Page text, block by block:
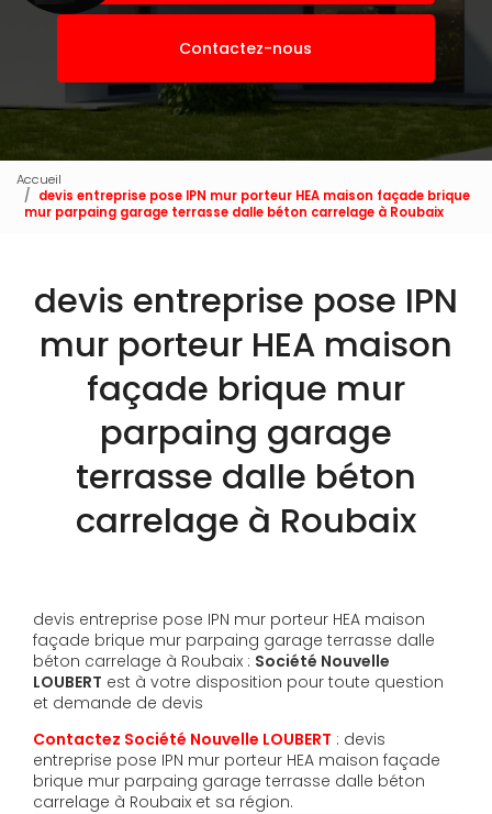
Contactez-nous
Voir le certificat
Accueil
devis entreprise pose IPN mur porteur HEA maison façade brique
mur parpaing garage terrasse dalle béton carrelage à Roubaix
devis entreprise pose IPN
mur porteur HEA maison
façade brique mur
parpaing garage
terrasse dalle béton
carrelage à Roubaix
devis entreprise pose IPN mur porteur HEA maison
façade brique mur parpaing garage terrasse dalle
béton carrelage à Roubaix : Société Nouvelle
LOUBERT est à votre disposition pour toute question
et demande de devis
Contactez Société Nouvelle LOUBERT : devis
entreprise pose IPN mur porteur HEA maison façade
brique mur parpaing garage terrasse dalle béton
carrelage à Roubaix et sa région.